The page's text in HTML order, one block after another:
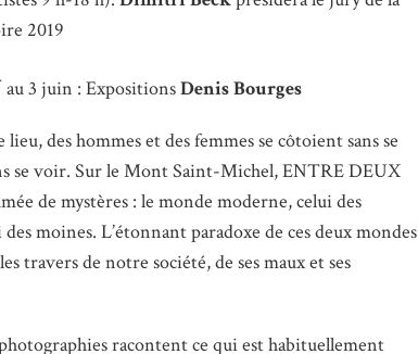
2019
au 3 juin : ExpositionsDenis Bourges
des hommes et des femmes se côtoient sans se
se voir. Sur le Mont Saint-Michel, ENTRE DEUX
de mystères : le monde moderne, celui des
moines. L’étonnant paradoxe de ces deux mondes
travers de notre société, de ses maux et ses
racontent ce qui est habituellement